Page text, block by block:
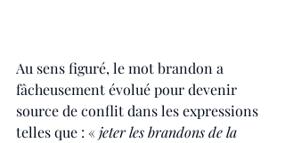
Au sens figuré, le mot brandon a
fâcheusement évolué pour devenir
source de conflit dans les expressions
telles que : « jeter les brandons de la